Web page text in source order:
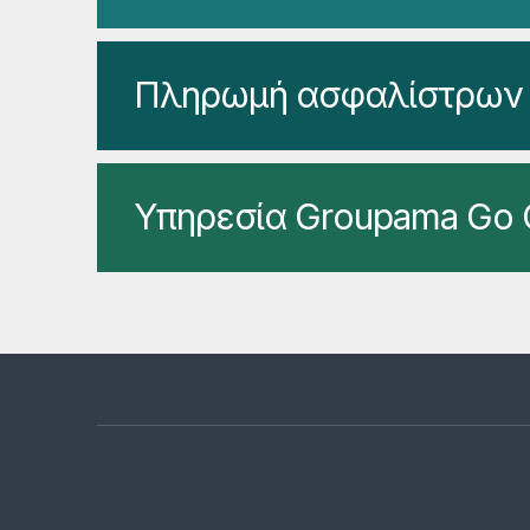
Πληρωμή ασφαλίστρων
Υπηρεσία Groupama Go